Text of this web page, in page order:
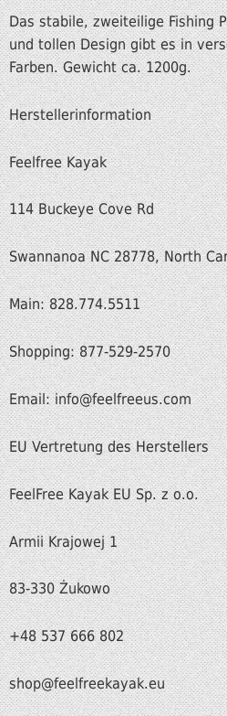
Das stabile, zweiteilige Fishing
und tollen Design gibt es in
Farben. Gewicht ca. 1200g.
Herstellerinformation
Feelfree Kayak
114 Buckeye Cove Rd
Swannanoa NC 28778, North
Main: 828.774.5511
Shopping: 877-529-2570
Email: info@feelfreeus.com
EU Vertretung des Herstellers
FeelFree Kayak EU Sp. z o.o.
Armii Krajowej 1
83-330 Żukowo
+48 537 666 802
shop@feelfreekayak.eu